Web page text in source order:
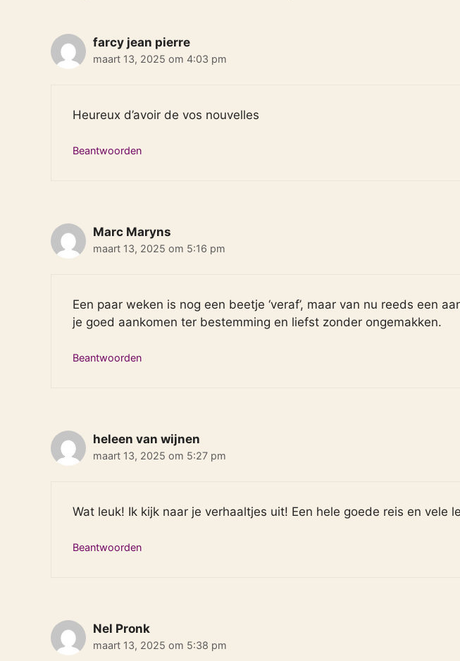
farcy jean pierre
maart 13, 2025 om 4:03 pm
Heureux d’avoir de vos nouvelles
Beantwoorden
Marc Maryns
maart 13, 2025 om 5:16 pm
Een paar weken is nog een beetje ‘veraf’, maar van nu reeds een
je goed aankomen ter bestemming en liefst zonder ongemakken.
Beantwoorden
heleen van wijnen
maart 13, 2025 om 5:27 pm
Wat leuk! Ik kijk naar je verhaaltjes uit! Een hele goede reis en vele
Beantwoorden
Nel Pronk
maart 13, 2025 om 5:38 pm